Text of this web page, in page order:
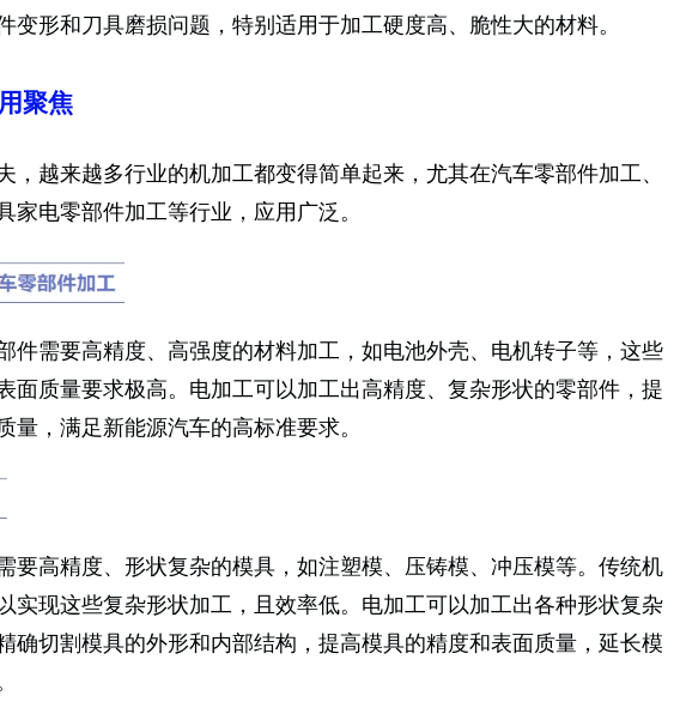
变形和刀具磨损问题，特别适用于加工硬度高、脆性大的材料。
聚焦
，越来越多行业的机加工都变得简单起来，尤其在汽车零部件加工、
家电零部件加工等行业，应用广泛。
件需要高精度、高强度的材料加工，如电池外壳、电机转子等，这些
面质量要求极高。电加工可以加工出高精度、复杂形状的零部件，提
量，满足新能源汽车的高标准要求。
要高精度、形状复杂的模具，如注塑模、压铸模、冲压模等。传统机
实现这些复杂形状加工，且效率低。电加工可以加工出各种形状复杂
确切割模具的外形和内部结构，提高模具的精度和表面质量，延长模